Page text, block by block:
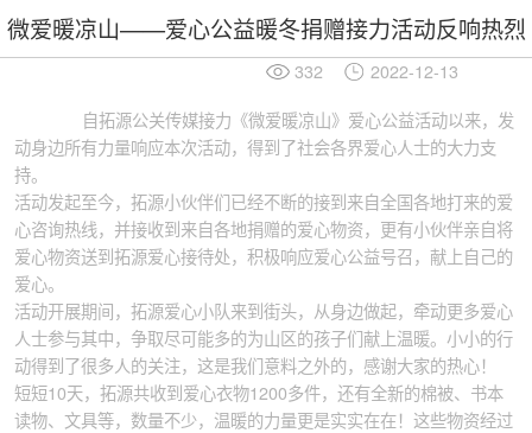
微爱暖凉山——爱心公益暖冬捐赠接力活动反响热烈
332 2022-12-13
自拓源公关传媒接力《微爱暖凉山》爱心公益活动以来，发
动身边所有力量响应本次活动，得到了社会各界爱心人士的大力支
持。
活动发起至今，拓源小伙伴们已经不断的接到来自全国各地打来的爱
心咨询热线，并接收到来自各地捐赠的爱心物资，更有小伙伴亲自将
爱心物资送到拓源爱心接待处，积极响应爱心公益号召，献上自己的
爱心。
活动开展期间，拓源爱心小队来到街头，从身边做起，牵动更多爱心
人士参与其中，争取尽可能多的为山区的孩子们献上温暖。小小的行
动得到了很多人的关注，这是我们意料之外的，感谢大家的热心！
短短10天，拓源共收到爱心衣物1200多件，还有全新的棉被、书本
读物、文具等，数量不少，温暖的力量更是实实在在！这些物资经过